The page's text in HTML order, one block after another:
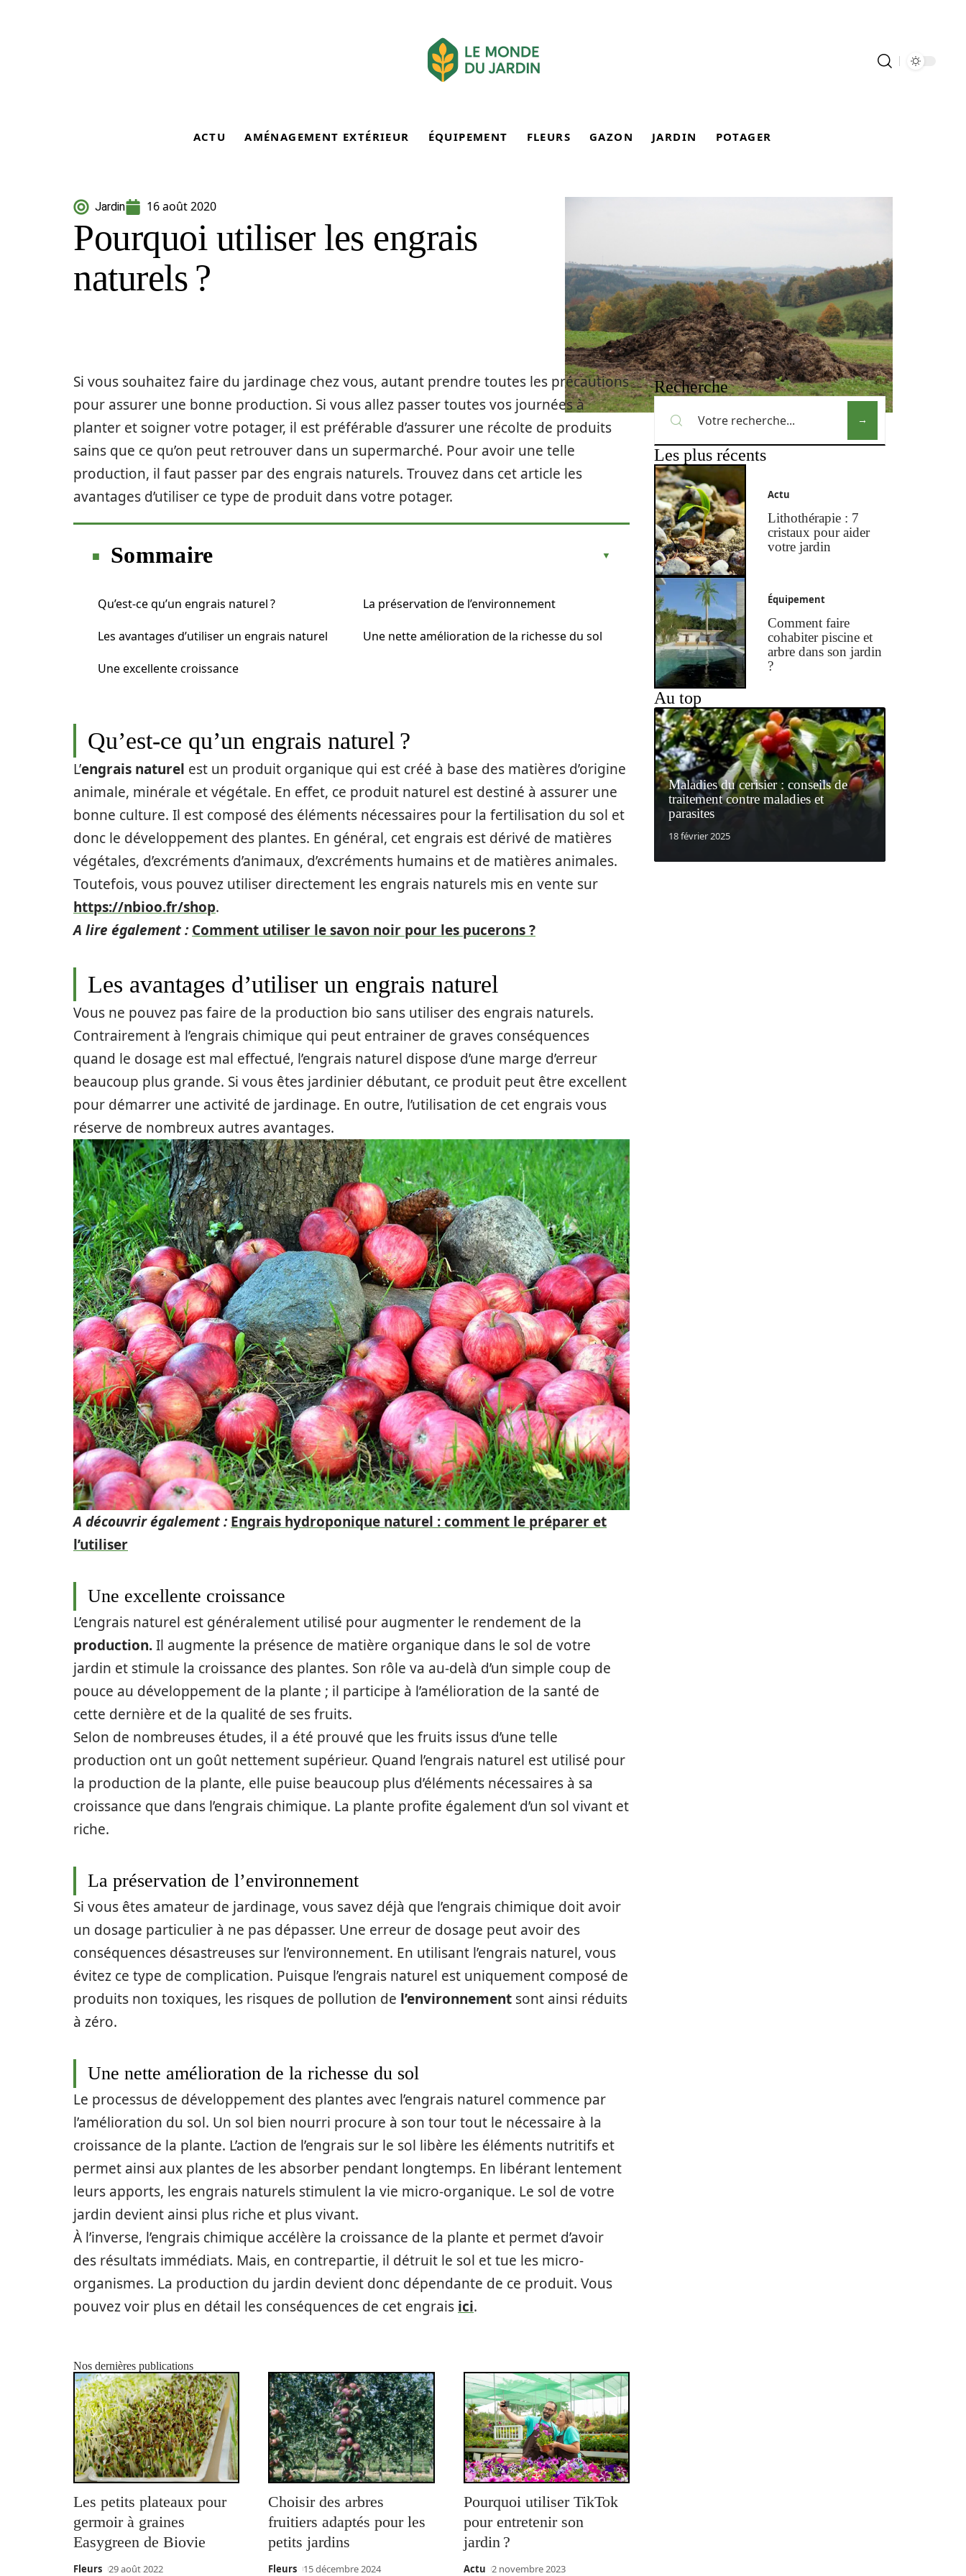
ACTU AMÉNAGEMENT EXTÉRIEUR ÉQUIPEMENT FLEURS GAZON JARDIN POTAGER
Jardin 16 août 2020
Pourquoi utiliser les engrais
naturels ?
Si vous souhaitez faire du jardinage chez vous, autant prendre toutes les précautions
pour assurer une bonne production. Si vous allez passer toutes vos journées à
planter et soigner votre potager, il est préférable d’assurer une récolte de produits
sains que ce qu’on peut retrouver dans un supermarché. Pour avoir une telle
production, il faut passer par des engrais naturels. Trouvez dans cet article les
avantages d’utiliser ce type de produit dans votre potager.
Sommaire
Qu’est-ce qu’un engrais naturel ?
Les avantages d’utiliser un engrais naturel
Une excellente croissance
La préservation de l’environnement
Une nette amélioration de la richesse du sol
Qu’est-ce qu’un engrais naturel ?
L’engrais naturel est un produit organique qui est créé à base des matières d’origine
animale, minérale et végétale. En effet, ce produit naturel est destiné à assurer une
bonne culture. Il est composé des éléments nécessaires pour la fertilisation du sol et
donc le développement des plantes. En général, cet engrais est dérivé de matières
végétales, d’excréments d’animaux, d’excréments humains et de matières animales.
Toutefois, vous pouvez utiliser directement les engrais naturels mis en vente sur
https://nbioo.fr/shop.
A lire également : Comment utiliser le savon noir pour les pucerons ?
Les avantages d’utiliser un engrais naturel
Vous ne pouvez pas faire de la production bio sans utiliser des engrais naturels.
Contrairement à l’engrais chimique qui peut entrainer de graves conséquences
quand le dosage est mal effectué, l’engrais naturel dispose d’une marge d’erreur
beaucoup plus grande. Si vous êtes jardinier débutant, ce produit peut être excellent
pour démarrer une activité de jardinage. En outre, l’utilisation de cet engrais vous
réserve de nombreux autres avantages.
A découvrir également : Engrais hydroponique naturel : comment le préparer et
l’utiliser
Une excellente croissance
L’engrais naturel est généralement utilisé pour augmenter le rendement de la
production.Il augmente la présence de matière organique dans le sol de votre
jardin et stimule la croissance des plantes. Son rôle va au-delà d’un simple coup de
pouce au développement de la plante ; il participe à l’amélioration de la santé de
cette dernière et de la qualité de ses fruits.
Selon de nombreuses études, il a été prouvé que les fruits issus d’une telle
production ont un goût nettement supérieur. Quand l’engrais naturel est utilisé pour
la production de la plante, elle puise beaucoup plus d’éléments nécessaires à sa
croissance que dans l’engrais chimique. La plante profite également d’un sol vivant et
riche.
La préservation de l’environnement
Si vous êtes amateur de jardinage, vous savez déjà que l’engrais chimique doit avoir
un dosage particulier à ne pas dépasser. Une erreur de dosage peut avoir des
conséquences désastreuses sur l’environnement. En utilisant l’engrais naturel, vous
évitez ce type de complication. Puisque l’engrais naturel est uniquement composé de
produits non toxiques, les risques de pollution de l’environnement sont ainsi réduits
à zéro.
Une nette amélioration de la richesse du sol
Le processus de développement des plantes avec l’engrais naturel commence par
l’amélioration du sol. Un sol bien nourri procure à son tour tout le nécessaire à la
croissance de la plante. L’action de l’engrais sur le sol libère les éléments nutritifs et
permet ainsi aux plantes de les absorber pendant longtemps. En libérant lentement
leurs apports, les engrais naturels stimulent la vie micro-organique. Le sol de votre
jardin devient ainsi plus riche et plus vivant.
À l’inverse, l’engrais chimique accélère la croissance de la plante et permet d’avoir
des résultats immédiats. Mais, en contrepartie, il détruit le sol et tue les micro-
organismes. La production du jardin devient donc dépendante de ce produit. Vous
pouvez voir plus en détail les conséquences de cet engrais ici.
Nos dernières publications
Les petits plateaux pour
germoir à graines
Easygreen de Biovie
Fleurs 29 août 2022
Choisir des arbres
fruitiers adaptés pour les
petits jardins
Fleurs 15 décembre 2024
Pourquoi utiliser TikTok
pour entretenir son
jardin ?
Actu 2 novembre 2023
Recherche
Les plus récents
Actu
Lithothérapie : 7
cristaux pour aider
votre jardin
Équipement
Comment faire
cohabiter piscine et
arbre dans son jardin
?
Au top
Maladies du cerisier : conseils de
traitement contre maladies et
parasites
18 février 2025